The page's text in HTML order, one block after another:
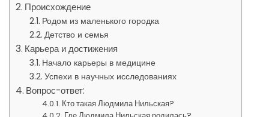
Происхождение
Родом из маленького городка
Детство и семья
Карьера и достижения
Начало карьеры в медицине
Успехи в научных исследованиях
Вопрос-ответ:
Кто такая Людмила Нильская?